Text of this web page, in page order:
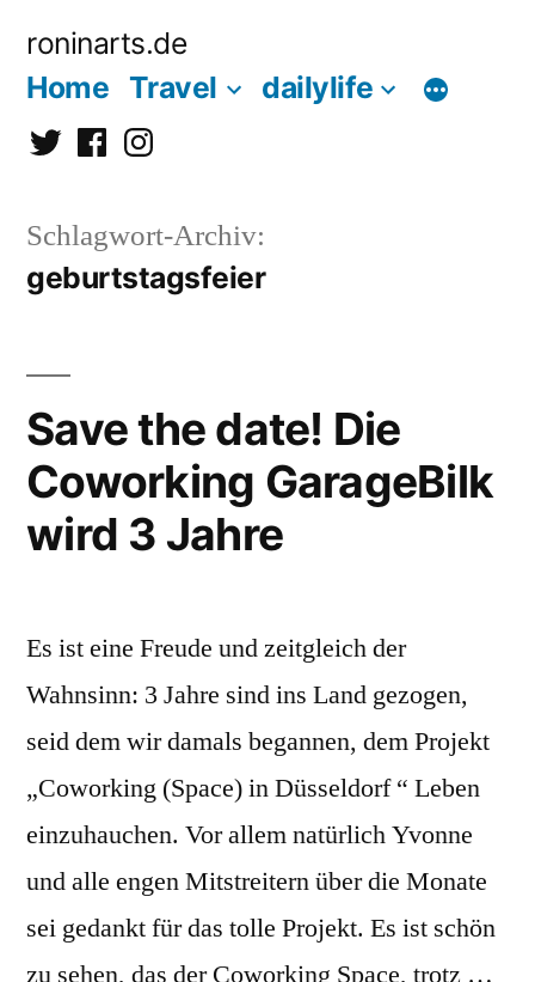
Inhalt
roninarts.de
Home Travel dailylife
TwitterFacebookInstagramm
Schlagwort-Archiv:
geburtstagsfeier
Save the date! Die
Coworking GarageBilk
wird 3 Jahre
Es ist eine Freude und zeitgleich der
Wahnsinn: 3 Jahre sind ins Land gezogen,
seid dem wir damals begannen, dem Projekt
„Coworking (Space) in Düsseldorf “ Leben
einzuhauchen. Vor allem natürlich Yvonne
und alle engen Mitstreitern über die Monate
sei gedankt für das tolle Projekt. Es ist schön
zu sehen, das der Coworking Space, trotz …